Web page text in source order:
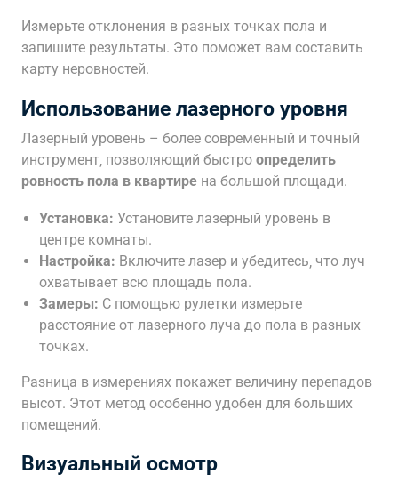
Измерьте отклонения в разных точках пола и
запишите результаты. Это поможет вам составить
карту неровностей.
Использование лазерного уровня
Лазерный уровень – более современный и точный
инструмент‚ позволяющий быстро определить
ровность пола в квартире на большой площади.
Установка: Установите лазерный уровень в
центре комнаты.
Настройка: Включите лазер и убедитесь‚ что луч
охватывает всю площадь пола.
Замеры: С помощью рулетки измерьте
расстояние от лазерного луча до пола в разных
точках.
Разница в измерениях покажет величину перепадов
высот. Этот метод особенно удобен для больших
помещений.
Визуальный осмотр